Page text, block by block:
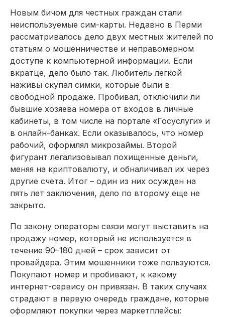
Новым бичом для честных граждан стали
неиспользуемые сим-карты. Недавно в Перми
рассматривалось дело двух местных жителей по
статьям о мошенничестве и неправомерном
доступе к компьютерной информации. Если
вкратце, дело было так. Любитель легкой
наживы скупал симки, которые были в
свободной продаже. Пробивал, отключили ли
бывшие хозяева номера от входов в личные
кабинеты, в том числе на портале «Госуслуги» и
в онлайн-банках. Если оказывалось, что номер
рабочий, оформлял микрозаймы. Второй
фигурант легализовывал похищенные деньги,
меняя на криптовалюту, и обналичивал их через
другие счета. Итог – один из них осужден на
пять лет заключения, дело по второму еще не
закрыто.
По закону операторы связи могут выставить на
продажу номер, который не используется в
течение 90–180 дней – срок зависит от
провайдера. Этим мошенники тоже пользуются.
Покупают номер и пробивают, к какому
интернет-сервису он привязан. В таких случаях
страдают в первую очередь граждане, которые
оформляют покупки через маркетплейсы: